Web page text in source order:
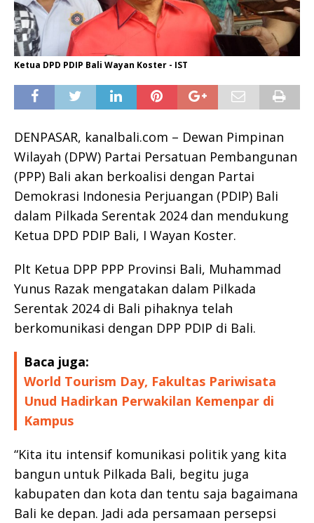
Ketua DPD PDIP Bali Wayan Koster - IST
DENPASAR, kanalbali.com – Dewan Pimpinan
Wilayah (DPW) Partai Persatuan Pembangunan
(PPP) Bali akan berkoalisi dengan Partai
Demokrasi Indonesia Perjuangan (PDIP) Bali
dalam Pilkada Serentak 2024 dan mendukung
Ketua DPD PDIP Bali, I Wayan Koster.
Plt Ketua DPP PPP Provinsi Bali, Muhammad
Yunus Razak mengatakan dalam Pilkada
Serentak 2024 di Bali pihaknya telah
berkomunikasi dengan DPP PDIP di Bali.
Baca juga:
World Tourism Day, Fakultas Pariwisata
Unud Hadirkan Perwakilan Kemenpar di
Kampus
“Kita itu intensif komunikasi politik yang kita
bangun untuk Pilkada Bali, begitu juga
kabupaten dan kota dan tentu saja bagaimana
Bali ke depan. Jadi ada persamaan persepsi